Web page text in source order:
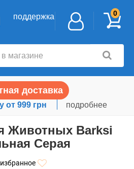
поддержка 0
доставка
от 999 грн подробнее
Животных Barksi
Серая